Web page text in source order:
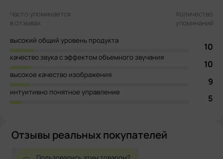
Часто упоминается
в отзывах
Количество
упоминаний
высокий общий уровень продукта
10
качество звука с эффектом объемного звучания
10
высокое качество изображения
9
интуитивно понятное управление
5
Отзывы реальных покупателей